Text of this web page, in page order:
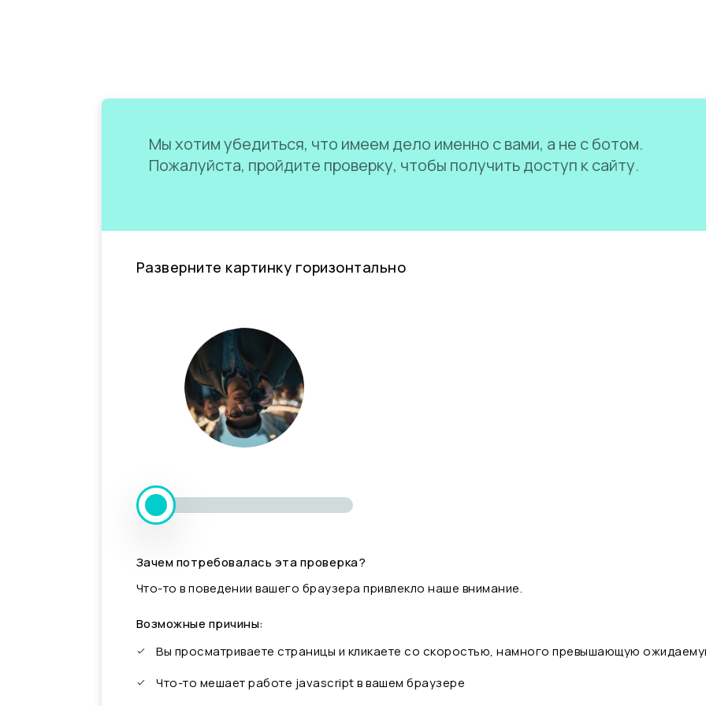
Мы хотим убедиться, что имеем дело именно с вами, а не с ботом.
Пожалуйста, пройдите проверку, чтобы получить доступ к сайту.
Разверните картинку горизонтально
Зачем потребовалась эта проверка?
Что-то в поведении вашего браузера привлекло наше внимание.
Возможные причины:
Вы просматриваете страницы и кликаете со скоростью, намного превышающую
Что-то мешает работе javascript в вашем браузере